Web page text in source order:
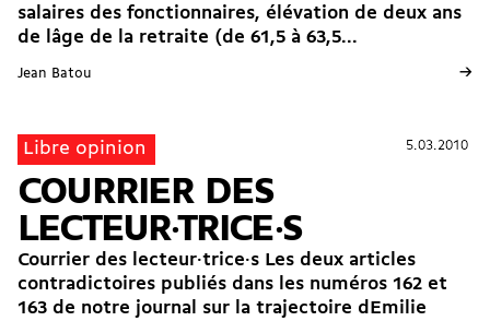
salaires des fonctionnaires, élévation de deux ans
de lâge de la retraite (de 61,5 à 63,5...
Jean Batou →
5.03.2010
Libre opinion 5.03.2010
COURRIER DES
LECTEUR·TRICE·S
Courrier des lecteur·trice·s Les deux articles
contradictoires publiés dans les numéros 162 et
163 de notre journal sur la trajectoire dEmilie